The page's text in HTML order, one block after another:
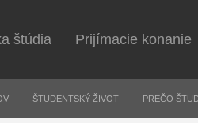
štúdia Prijímacie konanie
ŠTUDENTSKÝ ŽIVOT PREČO